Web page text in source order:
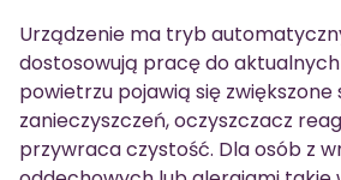
Urządzenie ma tryb
dostosowują pracę do
powietrzu pojawią się zwiększone
zanieczyszczeń, oczyszczacz
przywraca czystość. Dla osób z